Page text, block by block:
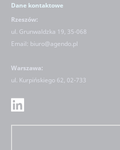
Dane kontaktowe
Rzeszów:
ul. Grunwaldzka 19, 35-068
Email: biuro@agendo.pl
Warszawa:
ul. Kurpińskiego 62, 02-733